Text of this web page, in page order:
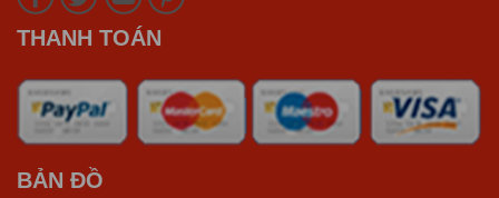
THANH TOÁN
BẢN ĐỒ